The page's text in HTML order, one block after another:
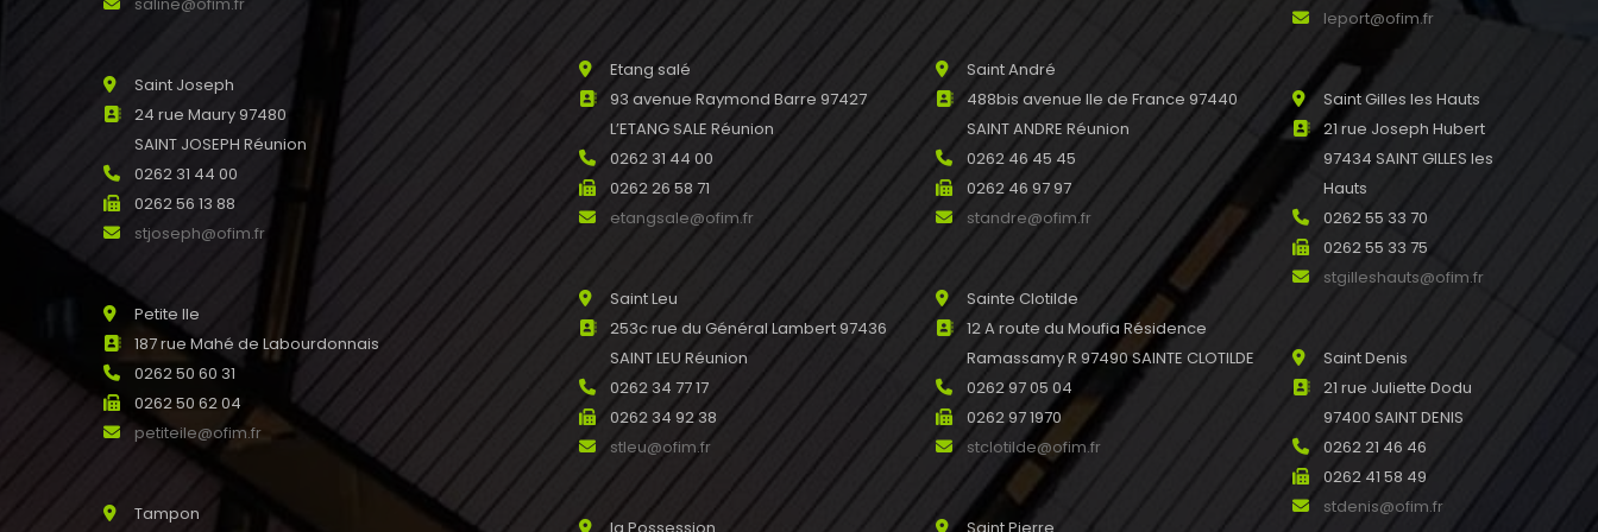
Saint Joseph
24 rue Maury 97480
SAINT JOSEPH Réunion
0262 31 44 00
0262 56 13 88
stjoseph@ofim.fr
Petite Ile
187 rue Mahé de Labourdonnais
0262 50 60 31
0262 50 62 04
petiteile@ofim.fr
Tampon
Etang salé
93 avenue Raymond Barre 97427
L’ETANG SALE Réunion
0262 31 44 00
0262 26 58 71
etangsale@ofim.fr
Saint Leu
253c rue du Général Lambert 97436
SAINT LEU Réunion
0262 34 77 17
0262 34 92 38
stleu@ofim.fr
la Possession
Saint André
488bis avenue Ile de France 97440
SAINT ANDRE Réunion
0262 46 45 45
0262 46 97 97
standre@ofim.fr
Sainte Clotilde
12 A route du Moufia Résidence
Ramassamy R 97490 SAINTE CLOTILDE
0262 97 05 04
0262 97 1970
stclotilde@ofim.fr
Saint Pierre
leport@ofim.fr
Saint Gilles les Hauts
21 rue Joseph Hubert
97434 SAINT GILLES les
Hauts
0262 55 33 70
0262 55 33 75
stgilleshauts@ofim.fr
Saint Denis
21 rue Juliette Dodu
97400 SAINT DENIS
0262 21 46 46
0262 41 58 49
stdenis@ofim.fr